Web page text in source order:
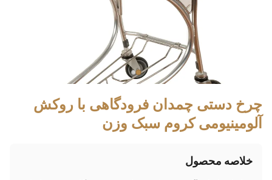
چرخ دستی چمدان فرودگاهی با روکش
آلومینیومی کروم سبک وزن
خلاصه محصول